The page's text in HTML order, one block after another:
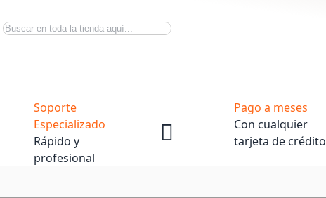
Buscar
Soporte
Especializado
Rápido y
profesional
Pago a meses
Con cualquier
tarjeta de crédito